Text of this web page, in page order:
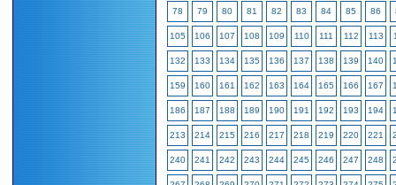
78 79 80 81 82 83 84 85 86
105 106 107 108 109 110 111 112 113
132 133 134 135 136 137 138 139 140
159 160 161 162 163 164 165 166 167
186 187 188 189 190 191 192 193 194
213 214 215 216 217 218 219 220 221
240 241 242 243 244 245 246 247 248